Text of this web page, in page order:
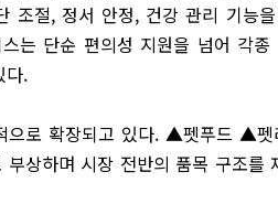
조절, 정서 안정, 건강 관리 기능
는 단순 편의성 지원을 넘어 각종
다.
으로 확장되고 있다. ▲펫푸드 ▲
상하며 시장 전반의 품목 구조를